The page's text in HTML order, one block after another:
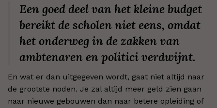
Een goed deel van het kleine budget
bereikt de scholen niet eens, omdat
het onderweg in de zakken van
ambtenaren en politici verdwijnt.
En wat er dan uitgegeven wordt, gaat niet altijd naar
de grootste noden. Je zal altijd meer geld zien gaan
naar nieuwe gebouwen dan naar betere opleiding of